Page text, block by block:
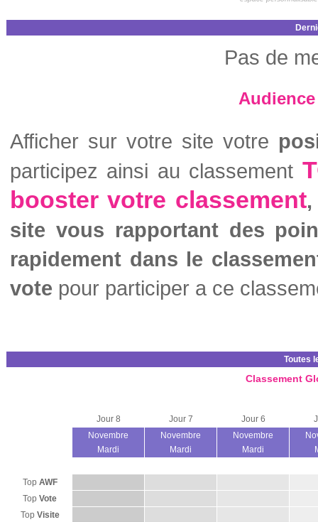
Pas de
Afficher sur votre site votre
participez ainsi au classement
booster votre classement,
site vous rapportant des
rapidement dans le
vote pour participer a ce
Toutes
Classement
Jour 8 Jour 7 Jour 6
Novembre
Mardi
Novembre
Mardi
Novembre
Mardi
Top AWF
Top Vote
Top Visite